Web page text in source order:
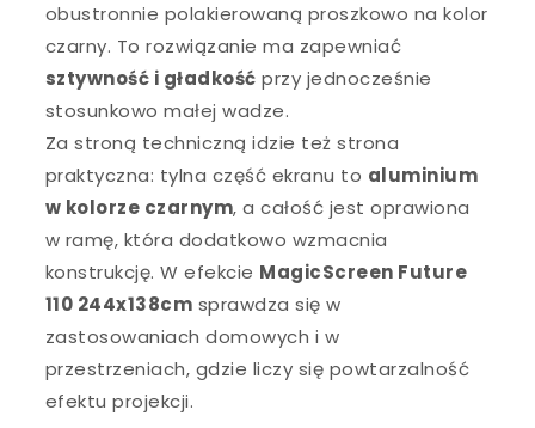
obustronnie polakierowaną proszkowo na kolor
czarny. To rozwiązanie ma zapewniać
sztywność i gładkość przy jednocześnie
stosunkowo małej wadze.
Za stroną techniczną idzie też strona
praktyczna: tylna część ekranu to aluminium
w kolorze czarnym, a całość jest oprawiona
w ramę, która dodatkowo wzmacnia
konstrukcję. W efekcie MagicScreen Future
110 244x138cm sprawdza się w
zastosowaniach domowych i w
przestrzeniach, gdzie liczy się powtarzalność
efektu projekcji.